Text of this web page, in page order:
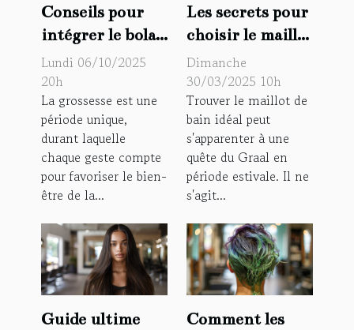
Conseils pour
intégrer le bola
dans votre
routine de
grossesse
quotidienne
Lundi 06/10/2025
20h
La grossesse est une
période unique,
durant laquelle
chaque geste compte
pour favoriser le bien-
être de la...
Les secrets pour
choisir le maillot
de bain parfait
selon sa
morphologie
Dimanche
30/03/2025 10h
Trouver le maillot de
bain idéal peut
s'apparenter à une
quête du Graal en
période estivale. Il ne
s'agit...
Guide ultime
Comment les